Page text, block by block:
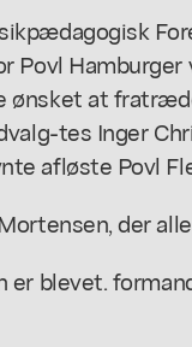
Povl
ønsket at
tes Inger
afløste Povl
der
er blevet.